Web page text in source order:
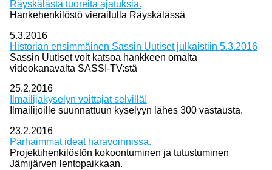
Räyskälästä tuoreita ajatuksia.
Hankehenkilöstö vierailulla Räyskälässä
5.3.2016
Historian ensimmäinen Sassin Uutiset julkaistiin 5.3.2016
Sassin Uutiset voit katsoa hankkeen omalta
videokanavalta SASSI-TV:stä
25.2.2016
Ilmailijakyselyn voittajat selvillä!
Ilmailijoille suunnattuun kyselyyn lähes 300 vastausta.
23.2.2016
Parhaimmat ideat haravoinnissa.
Projektihenkilöstön kokoontuminen ja tutustuminen
Jämijärven lentopaikkaan.